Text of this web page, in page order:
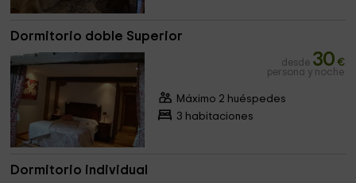
Dormitorio doble Superior
desde 30 €
persona y noche
Máximo 2 huéspedes
3 habitaciones
Dormitorio individual